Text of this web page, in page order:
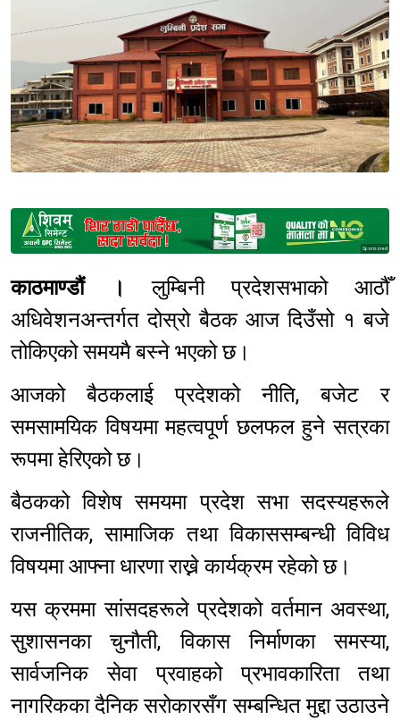
Sponsored
काठमाण्डौं ।लुम्बिनी प्रदेशसभाको आठौँ
अधिवेशनअन्तर्गत दोस्रो बैठक आज दिउँसो १ बजे
तोकिएको समयमै बस्ने भएको छ।
आजको बैठकलाई प्रदेशको नीति, बजेट र
समसामयिक विषयमा महत्वपूर्ण छलफल हुने सत्रका
रूपमा हेरिएको छ।
बैठकको विशेष समयमा प्रदेश सभा सदस्यहरूले
राजनीतिक, सामाजिक तथा विकाससम्बन्धी विविध
विषयमा आफ्ना धारणा राख्ने कार्यक्रम रहेको छ।
यस क्रममा सांसदहरूले प्रदेशको वर्तमान अवस्था,
सुशासनका चुनौती, विकास निर्माणका समस्या,
सार्वजनिक सेवा प्रवाहको प्रभावकारिता तथा
नागरिकका दैनिक सरोकारसँग सम्बन्धित मुद्दा उठाउने